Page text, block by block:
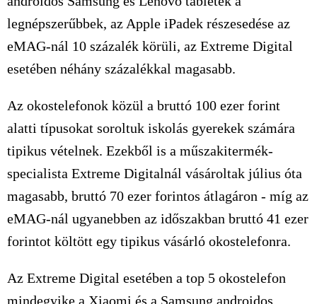
legnépszerűbbek, az Apple iPadek részesedése az
eMAG-nál 10 százalék körüli, az Extreme Digital
esetében néhány százalékkal magasabb.
Az okostelefonok közül a bruttó 100 ezer forint
alatti típusokat soroltuk iskolás gyerekek számára
tipikus vételnek. Ezekből is a műszakitermék-
specialista Extreme Digitalnál vásároltak július óta
magasabb, bruttó 70 ezer forintos átlagáron - míg az
eMAG-nál ugyanebben az időszakban bruttó 41 ezer
forintot költött egy tipikus vásárló okostelefonra.
Az Extreme Digital esetében a top 5 okostelefon
mindegyike a Xiaomi és a Samsung androidos